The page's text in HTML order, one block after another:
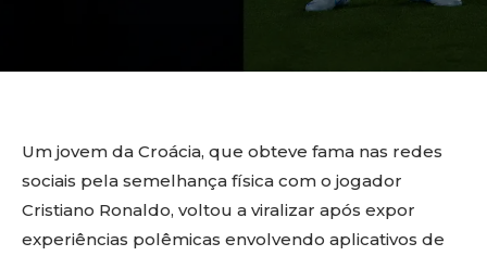
Um jovem da Croácia, que obteve fama nas redes
sociais pela semelhança física com o jogador
Cristiano Ronaldo, voltou a viralizar após expor
experiências polêmicas envolvendo aplicativos de